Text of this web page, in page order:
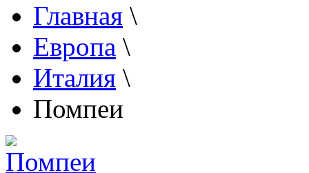
Главная \
Европа \
Италия \
Помпеи